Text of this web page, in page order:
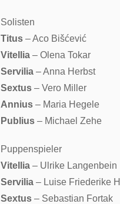
Solisten
Titus – Aco Bišćević
Vitellia – Olena Tokar
Servilia – Anna Herbst
Sextus – Vero Miller
Annius – Maria Hegele
Publius – Michael Zehe
Puppenspieler
Vitellia – Ulrike Langenbein
Servilia – Luise Friederike
Sextus – Sebastian Fortak